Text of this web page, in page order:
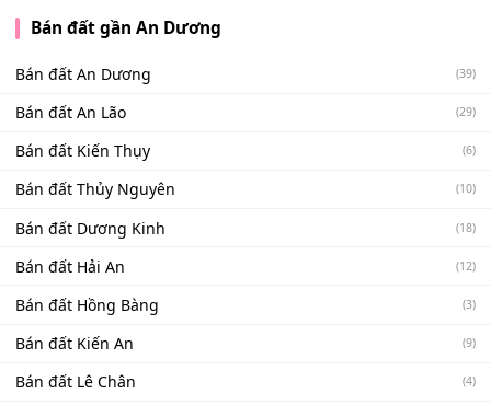
Bán đất gần An Dương
Bán đất An Dương (39)
Bán đất An Lão (29)
Bán đất Kiến Thụy (6)
Bán đất Thủy Nguyên (10)
Bán đất Dương Kinh (18)
Bán đất Hải An (12)
Bán đất Hồng Bàng (3)
Bán đất Kiến An (9)
Bán đất Lê Chân (4)